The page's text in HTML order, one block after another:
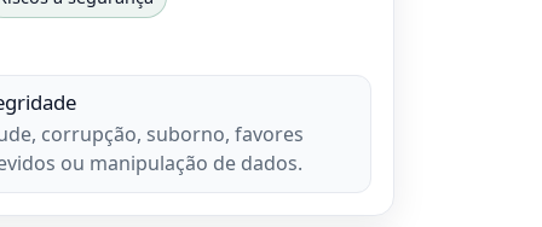
corrupção, suborno, favores
ou manipulação de dados.